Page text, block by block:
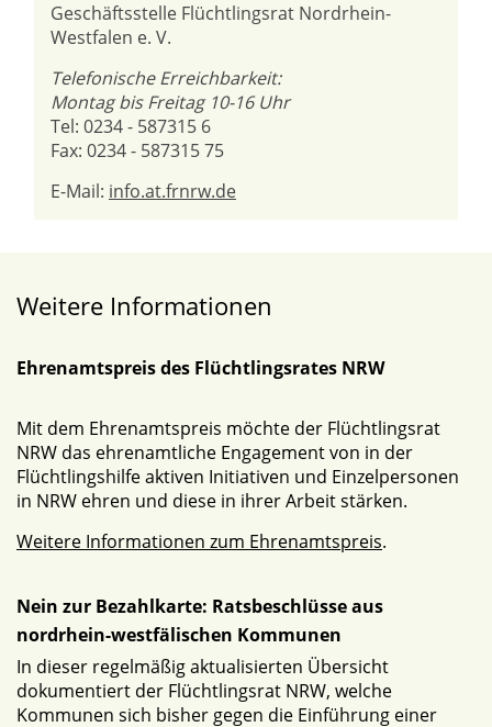
Geschäftsstelle Flüchtlingsrat Nordrhein-
Westfalen e. V.
Telefonische Erreichbarkeit:
Montag bis Freitag 10-16 Uhr
Tel: 0234 - 587315 6
Fax: 0234 - 587315 75
E-Mail: info.at.frnrw.de
Weitere Informationen
Ehrenamtspreis des Flüchtlingsrates NRW
Mit dem Ehrenamtspreis möchte der Flüchtlingsrat
NRW das ehrenamtliche Engagement von in der
Flüchtlingshilfe aktiven Initiativen und Einzelpersonen
in NRW ehren und diese in ihrer Arbeit stärken.
Weitere Informationen zum Ehrenamtspreis.
Nein zur Bezahlkarte: Ratsbeschlüsse aus
nordrhein-westfälischen Kommunen
In dieser regelmäßig aktualisierten Übersicht
dokumentiert der Flüchtlingsrat NRW, welche
Kommunen sich bisher gegen die Einführung einer